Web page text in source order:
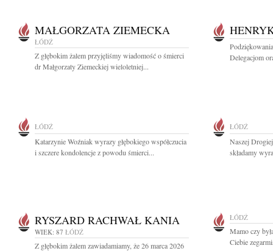
MAŁGORZATA ZIEMECKA
ŁÓDŹ
Z głębokim żalem przyjęliśmy wiadomość o śmierci
dr Małgorzaty Ziemeckiej wieloletniej...
Delegacjom
ŁÓDŹ
Katarzynie Woźniak wyrazy głębokiego współczucia
i szczere kondolencje z powodu śmierci...
ŁÓDŹ
Naszej
składamy
RYSZARD RACHWAŁ KANIA
WIEK: 87 ŁÓDŹ
Z głębokim żalem zawiadamiamy, że 26 marca 2026
ŁÓDŹ
Mamo czy
Ciebie